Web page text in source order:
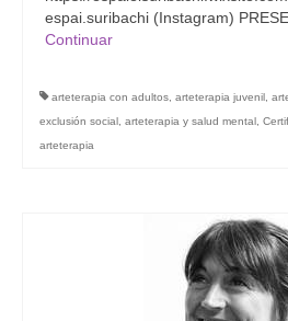
espai.suribachi (Instagram)
Continuar
arteterapia con adultos, arteterapia juvenil,
exclusión social, arteterapia y salud mental,
arteterapia